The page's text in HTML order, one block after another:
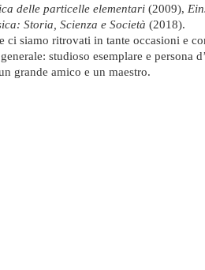
delle particelle elementari(2009),
Storia, Scienza e Società (2018).
ci siamo ritrovati in tante occasioni e
studioso esemplare e persona
grande amico e un maestro.